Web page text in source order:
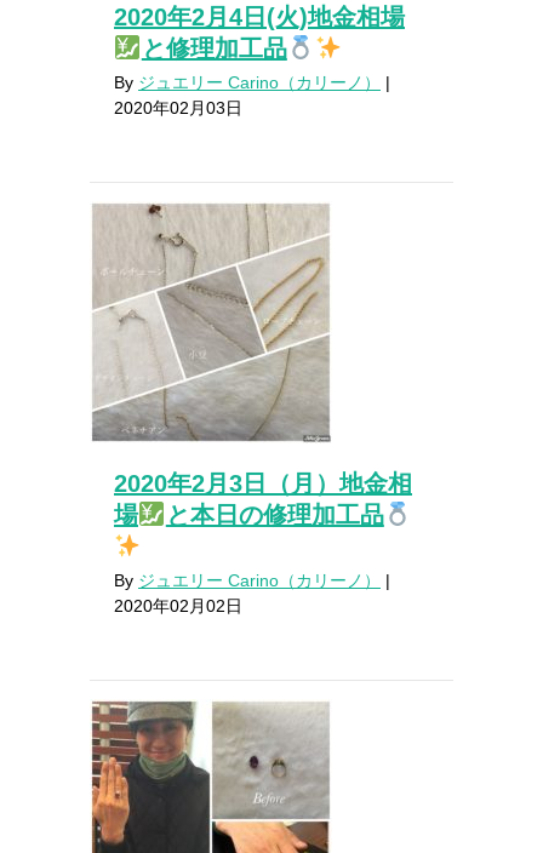
2020年2月4日(火)地金相場
と修理加工品
By ジュエリー Carino（カリーノ）
|
2020年02月03日
2020年2月3日（月）地金相
場
と本日の修理加工品
By ジュエリー Carino（カリーノ）
|
2020年02月02日